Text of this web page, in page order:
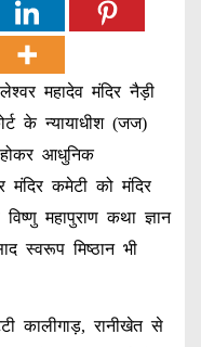
महादेव मंदिर नैड़ी
के न्यायाधीश (जज)
आधुनिक
मंदिर कमेटी को मंदिर
महापुराण कथा ज्ञान
स्वरूप मिष्ठान भी
कालीगाड़, रानीखेत से